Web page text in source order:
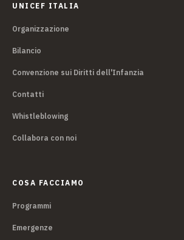
UNICEF ITALIA
Organizzazione
Bilancio
Convenzione sui Diritti dell'Infanzia
Contatti
Whistleblowing
Collabora con noi
COSA FACCIAMO
Programmi
Emergenze